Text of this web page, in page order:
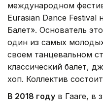
международном
Eurasian Dance Festival
Балет». Основатель
один из самых
своем танцевальном
классический балет,
хоп. Коллектив
В 2018 году в Гааге, в